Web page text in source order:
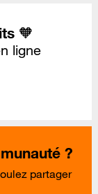
🧡
ligne
?
partager